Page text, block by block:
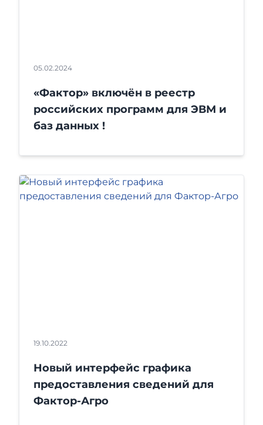
05.02.2024
«Фактор» включён в реестр
российских программ для ЭВМ и
баз данных !
19.10.2022
Новый интерфейс графика
предоставления сведений для
Фактор-Агро